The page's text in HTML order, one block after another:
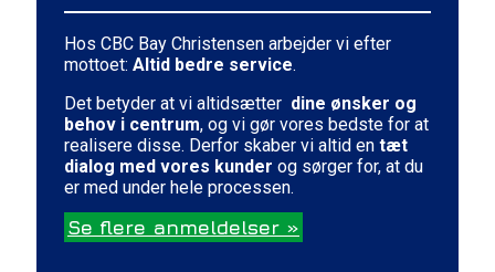
Hos CBC Bay Christensen arbejder vi efter
mottoet: Altid bedre service.
Det betyder at vi altidsætter dine ønsker og
behov i centrum, og vi gør vores bedste for at
realisere disse. Derfor skaber vi altid en tæt
dialog med vores kunder og sørger for, at du
er med under hele processen.
Se flere anmeldelser »